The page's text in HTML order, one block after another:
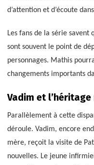
d’attention et d’écoute
Les fans de la série
sont souvent le point de
personnages. Mathis
changements importants
Vadim et
Parallèlement à cette
déroule. Vadim, encore
mère, reçoit la visite de
nouvelles. Le jeune